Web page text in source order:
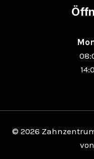
© 2026
von